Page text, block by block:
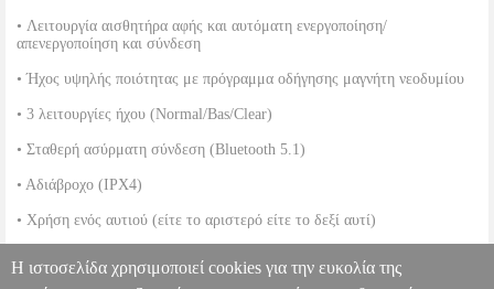
• Λειτουργία αισθητήρα αφής και αυτόματη ενεργοποίηση/
απενεργοποίηση και σύνδεση
• Ήχος υψηλής ποιότητας με πρόγραμμα οδήγησης μαγνήτη νεοδυμίου
• 3 λειτουργίες ήχου (Normal/Bas/Clear)
• Σταθερή ασύρματη σύνδεση (Bluetooth 5.1)
• Αδιάβροχο (IPX4)
• Χρήση ενός αυτιού (είτε το αριστερό είτε το δεξί αυτί)
Η ιστοσελίδα χρησιμοποιεί cookies για την ευκολία της